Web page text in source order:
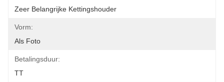
Zeer Belangrijke Kettingshouder
Vorm:
Als Foto
Betalingsduur:
TT